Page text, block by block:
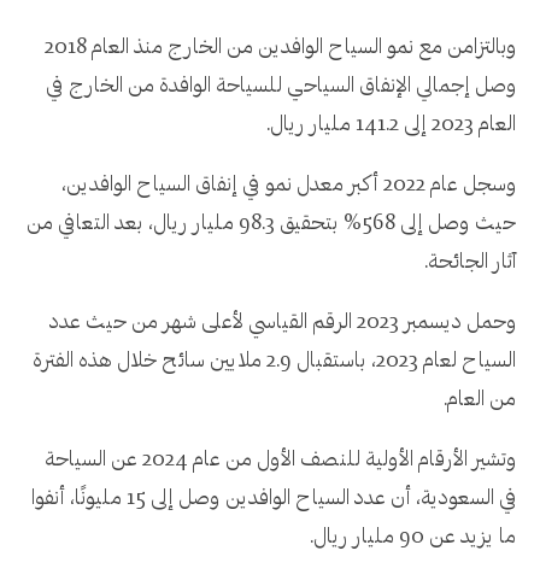
وبالتزامن مع نمو السياح الوافدين من الخارج منذ العام 2018
وصل إجمالي الإنفاق السياحي للسياحة الوافدة من الخارج في
العام 2023 إلى 141.2 مليار ريال.
وسجل عام 2022 أكبر معدل نمو في إنفاق السياح الوافدين،
حيث وصل إلى 568% بتحقيق 98.3 مليار ريال، بعد التعافي من
آثار الجائحة.
وحمل ديسمبر 2023 الرقم القياسي لأعلى شهر من حيث عدد
السياح لعام 2023، باستقبال 2.9 ملايين سائح خلال هذه الفترة
من العام.
وتشير الأرقام الأولية للنصف الأول من عام 2024 عن السياحة
في السعودية، أن عدد السياح الوافدين وصل إلى 15 مليونًا، أنفوا
ما يزيد عن 90 مليار ريال.